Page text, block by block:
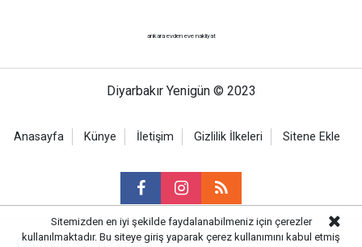
ankara evden eve nakliyat
Diyarbakır Yenigün © 2023
Anasayfa Künye İletişim Gizlilik İlkeleri Sitene Ekle
Haber Portalı Yazılımı
Sitemizden en iyi şekilde faydalanabilmeniz için çerezler
kullanılmaktadır. Bu siteye giriş yaparak çerez kullanımını kabul etmiş